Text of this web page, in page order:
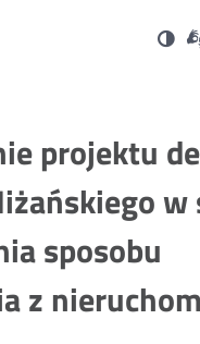
Social
projektu
w
sposobu
z